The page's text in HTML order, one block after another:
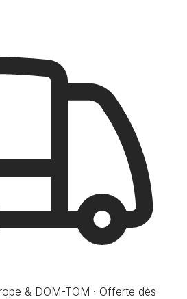
& DOM-TOM · Offerte dès